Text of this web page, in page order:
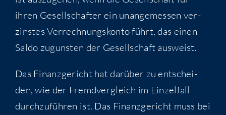
ihren Gesell­schaf­ter ein unan­ge­mes­sen ver­
zins­tes Ver­rech­nungs­kon­to führt, das einen
Sal­do zuguns­ten der Gesell­schaft ausweist.
Das Finanz­ge­richt hat dar­über zu ent­schei­
den, wie der Fremd­ver­gleich im Ein­zel­fall
durch­zu­füh­ren ist. Das Finanz­ge­richt muss bei